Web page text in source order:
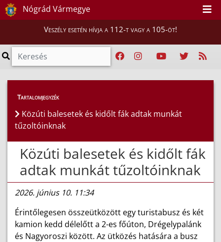
Nógrád Vármegye
Veszély esetén hívja a 112-t vagy a 105-öt!
Híreink > Hírek
Tartalomjegyzék
Közúti balesetek és kidőlt fák adtak munkát
tűzoltóinknak
Közúti balesetek és kidőlt fák
adtak munkát tűzoltóinknak
2026. június 10. 11:34
Érintőlegesen összeütközött egy turistabusz és két
kamion kedd délelőtt a 2-es főúton, Drégelypalánk
és Nagyoroszi között. Az ütközés hatására a busz